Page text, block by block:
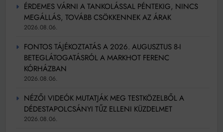
ÉRDEMES VÁRNI A TANKOLÁSSAL PÉNTEKIG, NINCS
MEGÁLLÁS, TOVÁBB CSÖKKENNEK AZ ÁRAK
2026.08.06.
FONTOS TÁJÉKOZTATÁS A 2026. AUGUSZTUS 8-I
BETEGLÁTOGATÁSRÓL A MARKHOT FERENC
KÓRHÁZBAN
2026.08.06.
NÉZŐI VIDEÓK MUTATJÁK MEG TESTKÖZELBŐL A
DÉDESTAPOLCSÁNYI TŰZ ELLENI KÜZDELMET
2026.08.06.